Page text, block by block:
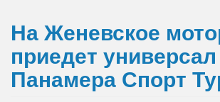
На Женевское
приедет
Панамера Спорт